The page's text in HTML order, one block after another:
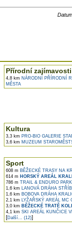
Přírodní zajímavosti
4,8 km NÁRODNÍ PŘÍRODNÍ
MĚSTA
Kultura
3,3 km PRO-BIO GALERIE
3,6 km MUZEUM
Sport
608 m BĚŽECKÉ TRASY NA
614 m HORSKÝ AREÁL
786 m TRAIL & ENDURO
1,6 km LANOVÁ DRÁHA
1,6 km BOBOVA DRÁHA
2,1 km LYŽAŘSKÝ AREÁL MC
3,0 km BĚŽECKÉ TRATĚ
4,1 km SKI AREÁL KUNČICE
[Další... (12)]